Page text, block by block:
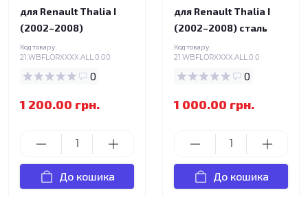
для Renault Thalia I
(2002–2008)
Код товару:
21.WBFLORXXXX.ALL.0.00
0
1 200.00 грн.
До кошика
для Renault Thalia I
(2002–2008) сталь
Код товару:
21.WBFLORXXXX.ALL.0.0
0
1 000.00 грн.
До кошика